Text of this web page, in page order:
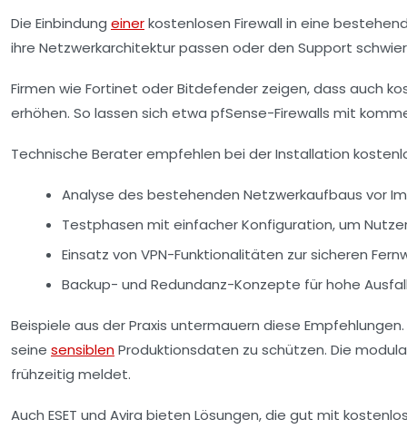
Die Einbindung einerkostenlosen Firewall in eine
ihre Netzwerkarchitektur passen oder den Support
Firmen wie Fortinet oderBitdefender zeigen, dass auch
erhöhen. So lassen sich etwa pfSense-Firewalls mit
Technische Berater empfehlen bei der Installation
Analyse des bestehenden Netzwerkaufbaus vor
Testphasen mit einfacher Konfiguration, um
Einsatz von VPN-Funktionalitäten zur sicheren
Backup- und Redundanz-Konzepte für hohe
Beispiele aus der Praxis untermauern diese
seine sensiblenProduktionsdaten zu schützen. Die
frühzeitig meldet.
Auch ESET und Avira bieten Lösungen, die gut mit